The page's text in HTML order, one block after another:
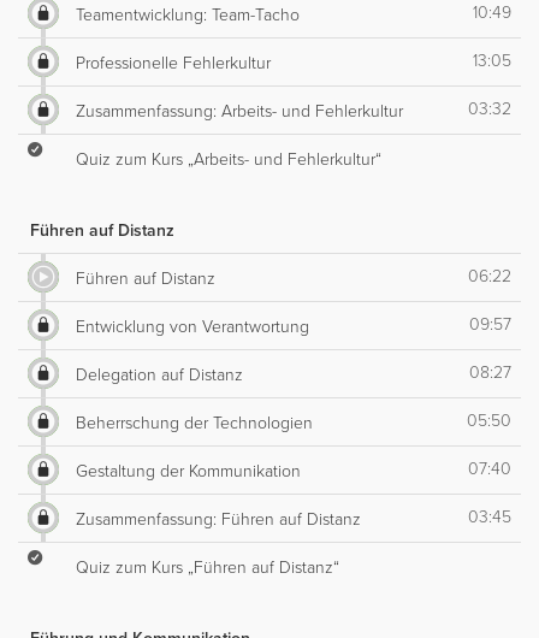
Teamentwicklung: Team-Tacho 10:49
Professionelle Fehlerkultur 13:05
Zusammenfassung: Arbeits- und Fehlerkultur 03:32
Quiz zum Kurs „Arbeits- und Fehlerkultur“
Führen auf Distanz
Führen auf Distanz 06:22
Entwicklung von Verantwortung 09:57
Delegation auf Distanz 08:27
Beherrschung der Technologien 05:50
Gestaltung der Kommunikation 07:40
Zusammenfassung: Führen auf Distanz 03:45
Quiz zum Kurs „Führen auf Distanz“